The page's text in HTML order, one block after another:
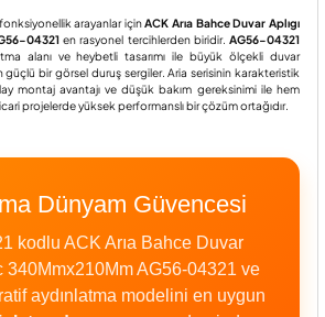
arayanlar içinACK Arıa Bahce Duvar Aplıgı
04321en rasyonel tercihlerden biridir. AG56-04321
alanı ve heybetli tasarımı ile büyük ölçekli duvar
güçlü bir görsel duruş sergiler. Aria serisinin karakteristik
montaj avantajı ve düşük bakım gereksinimi ile hem
projelerde yüksek performanslı bir çözüm ortağıdır.
Dünyam Güvencesi
kodlu ACK Arıa Bahce Duvar
340Mmx210Mm AG56-04321 ve
aydınlatma modelini en uygun